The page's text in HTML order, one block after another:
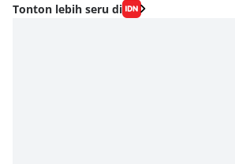
Tonton lebih seru di